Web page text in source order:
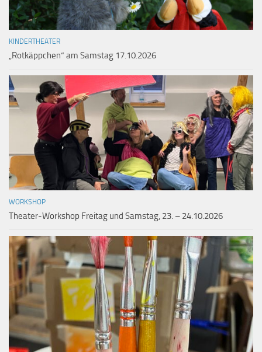
KINDERTHEATER
„Rotkäppchen“ am Samstag 17.10.2026
WORKSHOP
Theater-Workshop Freitag und Samstag, 23. – 24.10.2026